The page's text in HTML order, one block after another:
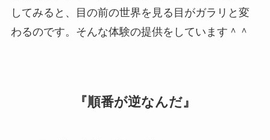
してみると、目の前の世界を見る目がガラリと変
わるのです。そんな体験の提供をしています＾＾
『順番が逆なんだ』